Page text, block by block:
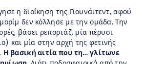
η διοίκηση της Γιουνάιτεντ, αφού
δεν κόλλησε με την ομάδα. Την
βάσει ρεπορτάζ, μία πέρυσι
και μία στην αρχή της φετινής
Η βασική αιτία που τη… γλίτωνε